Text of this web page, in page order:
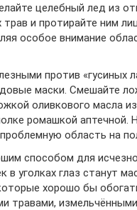
целебный лед из
трав и протирайте ним
особое внимание
против «гусиных
маски. Смешайте
оливкового масла
ромашкой аптечной.
область на
способом для
в уголках глаз станут
хорошо бы
травами,